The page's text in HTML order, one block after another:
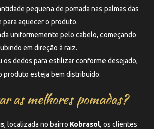
pequena de pomada nas palmas das
para aquecer o produto.
uniformemente pelo cabelo, começando
em direção à raiz.
os dedos para estilizar conforme desejado,
produto esteja bem distribuído.
as melhores pomadas?
, localizada no bairro Kobrasol, os clientes